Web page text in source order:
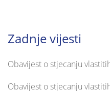
Zadnje vijesti
Obavijest o stjecanju
Obavijest o stjecanju